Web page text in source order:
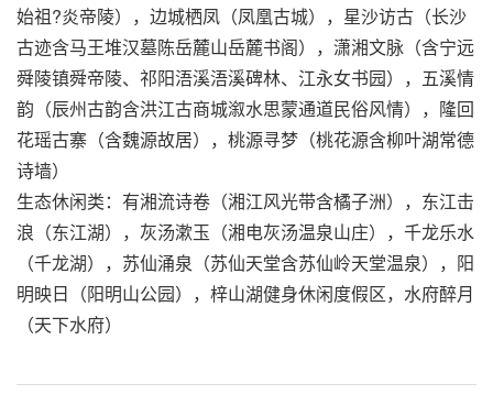
始祖?炎帝陵），边城栖凤（凤凰古城），星沙访古（长沙
古迹含马王堆汉墓陈岳麓山岳麓书阁），潇湘文脉（含宁远
舜陵镇舜帝陵、祁阳浯溪浯溪碑林、江永女书园），五溪情
韵（辰州古韵含洪江古商城溆水思蒙通道民俗风情），隆回
花瑶古寨（含魏源故居），桃源寻梦（桃花源含柳叶湖常德
诗墙）
生态休闲类：有湘流诗卷（湘江风光带含橘子洲），东江击
浪（东江湖），灰汤漱玉（湘电灰汤温泉山庄），千龙乐水
（千龙湖），苏仙涌泉（苏仙天堂含苏仙岭天堂温泉），阳
明映日（阳明山公园），梓山湖健身休闲度假区，水府醉月
（天下水府）